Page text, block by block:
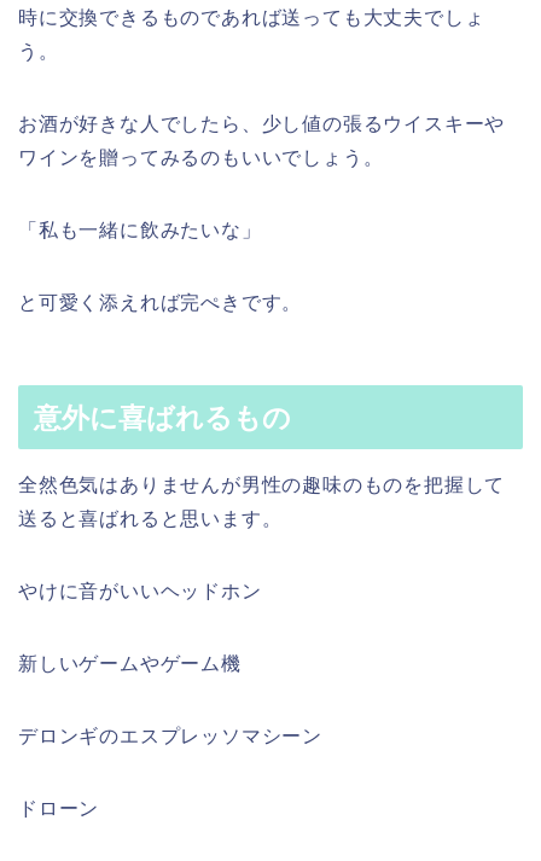
時に交換できるものであれば送っても大丈夫でしょ
う。
お酒が好きな人でしたら、少し値の張るウイスキーや
ワインを贈ってみるのもいいでしょう。
「私も一緒に飲みたいな」
と可愛く添えれば完ぺきです。
意外に喜ばれるもの
全然色気はありませんが男性の趣味のものを把握して
送ると喜ばれると思います。
やけに音がいいヘッドホン
新しいゲームやゲーム機
デロンギのエスプレッソマシーン
ドローン